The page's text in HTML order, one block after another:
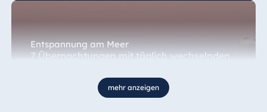
Entspannung am Meer
7 Übernachtungen mit täglich wechselnden
Ganzjährig buchbar
mehr anzeigen